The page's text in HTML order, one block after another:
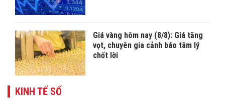
Giá vàng hôm nay (8/8): Giá tăng
vọt, chuyên gia cảnh báo tâm lý
chốt lời
KINH TẾ SỐ